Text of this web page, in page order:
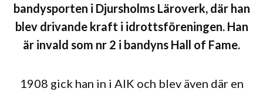
bandysporten i Djursholms Läroverk, där han
blev drivande kraft i idrottsföreningen. Han
är invald som nr 2 i bandyns Hall of Fame.
1908 gick han in i AIK och blev även där en